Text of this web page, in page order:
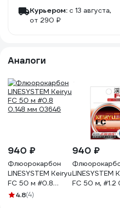
Курьером: c 13 августа,
от 290 ₽
Аналоги
940 ₽
Флюорокарбон
LINESYSTEM Keiryu
FC 50 м #0.8
0.148 мм 03646
4.8(4)
940 ₽
LINESYSTEM
FC 50 м, #1.2